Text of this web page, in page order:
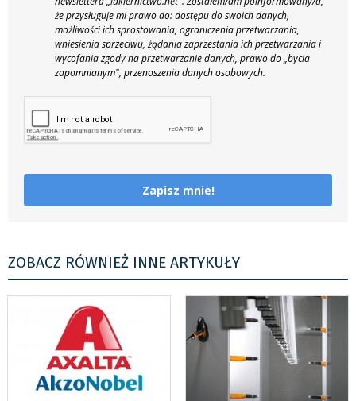
że przysługuje mi prawo do: dostępu do swoich danych,
możliwości ich sprostowania, ograniczenia przetwarzania,
wniesienia sprzeciwu, żądania zaprzestania ich przetwarzania i
wycofania zgody na przetwarzanie danych, prawo do „bycia
zapomnianym", przenoszenia danych osobowych.
Zapisz mnie!
ZOBACZ RÓWNIEŻ INNE ARTYKUŁY